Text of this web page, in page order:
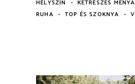
HELYSZÍN
KÉTRÉSZES
RUHA - TOP ÉS SZOKNYA -